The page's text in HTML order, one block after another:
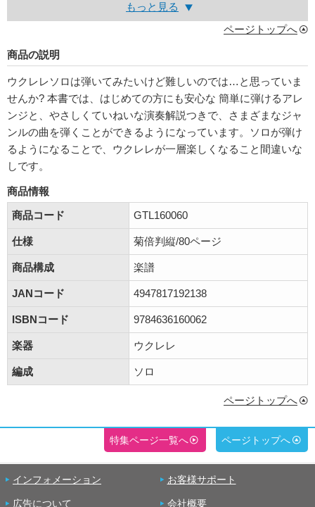
もっと見る
ページトップへ
商品の説明
ウクレレソロは弾いてみたいけど難しいのでは…と思っていま
せんか? 本書では、はじめての方にも安心な 簡単に弾けるアレ
ンジと、やさしくていねいな演奏解説つきで、さまざまなジャ
ンルの曲を弾くことができるようになっています。ソロが弾け
るようになることで、ウクレレが一層楽しくなること間違いな
しです。
商品情報
商品コード
GTL160060
仕様 菊倍判縦/80ページ
商品構成 楽譜
JANコード 4947817192138
ISBNコード 9784636160062
楽器 ウクレレ
編成 ソロ
ページトップへ
特集ページ一覧へ ページトップへ
インフォメーション お客様サポート
広告について 会社概要